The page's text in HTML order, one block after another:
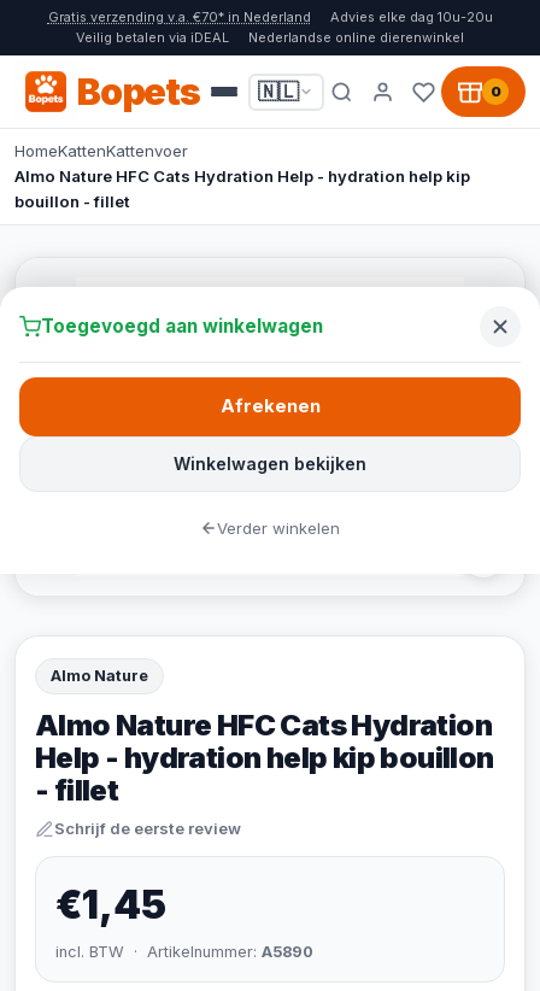
Gratis verzending v.a. €70* in Nederland
Advies elke dag 10u-20u
Veilig betalen via iDEAL
Nederlandse online dierenwinkel
Bopets 🇳🇱 0
HomeKattenKattenvoer
Almo Nature HFC Cats Hydration Help - hydration help kip
bouillon - fillet
Almo Nature
Almo Nature HFC Cats Hydration
Help - hydration help kip bouillon
- fillet
Schrijf de eerste review
€1,45
incl. BTW · Artikelnummer: A5890
Toegevoegd aan winkelwagen
Winkelwagen bekijken
Afrekenen
Verder winkelen